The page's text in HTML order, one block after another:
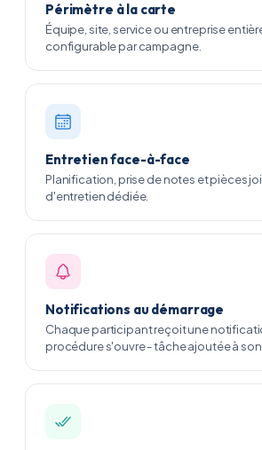
Périmètre à la carte
Équipe, site, service ou entreprise
configurable par campagne.
Entretien face-à-face
Planification, prise de notes et pièces
d'entretien dédiée.
Notifications au démarrage
Chaque participant reçoit une
procédure s'ouvre - tâche ajoutée à